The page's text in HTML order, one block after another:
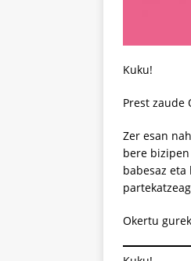
Kuku!
Prest zaude
Zer esan
bere
babesaz
Okertu